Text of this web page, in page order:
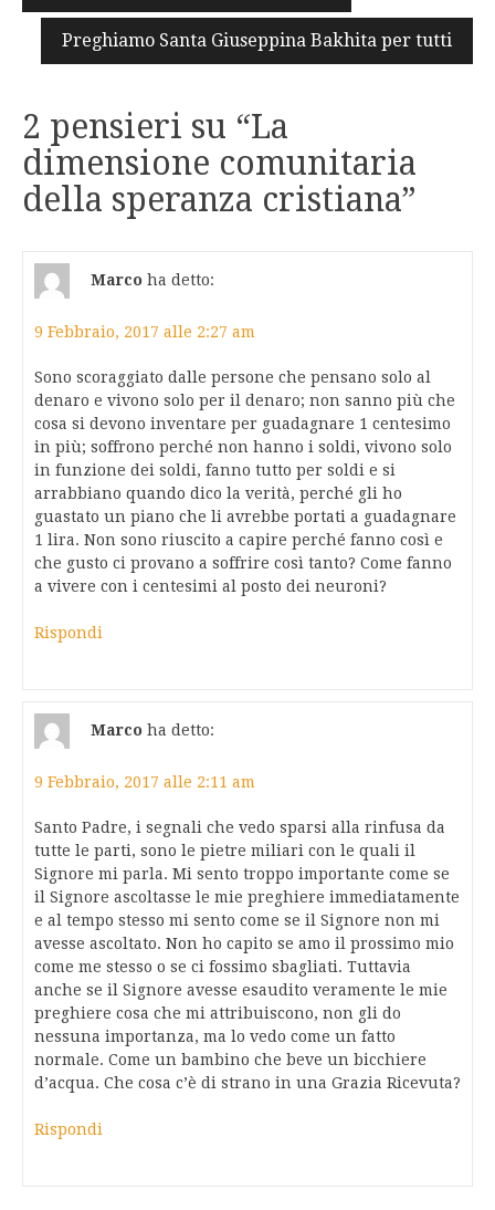
articoli
Preghiamo Santa Giuseppina Bakhita per tutti
2 pensieri su “La
dimensione comunitaria
della speranza cristiana”
Marco ha detto:
9 Febbraio, 2017 alle 2:27 am
Sono scoraggiato dalle persone che pensano solo al
denaro e vivono solo per il denaro; non sanno più che
cosa si devono inventare per guadagnare 1 centesimo
in più; soffrono perché non hanno i soldi, vivono solo
in funzione dei soldi, fanno tutto per soldi e si
arrabbiano quando dico la verità, perché gli ho
guastato un piano che li avrebbe portati a guadagnare
1 lira. Non sono riuscito a capire perché fanno così e
che gusto ci provano a soffrire così tanto? Come fanno
a vivere con i centesimi al posto dei neuroni?
Rispondi
Marco ha detto:
9 Febbraio, 2017 alle 2:11 am
Santo Padre, i segnali che vedo sparsi alla rinfusa da
tutte le parti, sono le pietre miliari con le quali il
Signore mi parla. Mi sento troppo importante come se
il Signore ascoltasse le mie preghiere immediatamente
e al tempo stesso mi sento come se il Signore non mi
avesse ascoltato. Non ho capito se amo il prossimo mio
come me stesso o se ci fossimo sbagliati. Tuttavia
anche se il Signore avesse esaudito veramente le mie
preghiere cosa che mi attribuiscono, non gli do
nessuna importanza, ma lo vedo come un fatto
normale. Come un bambino che beve un bicchiere
d’acqua. Che cosa c’è di strano in una Grazia Ricevuta?
Rispondi